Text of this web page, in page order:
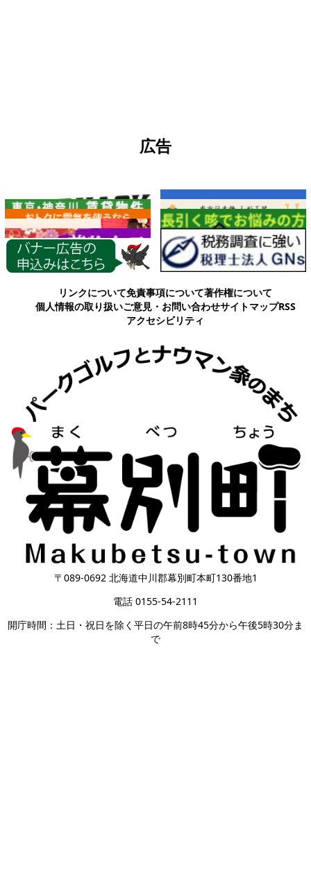
広告
各種情報
リンクについて免責事項について著作権について
個人情報の取り扱いご意見・お問い合わせサイトマップRSS
アクセシビリティ
〒089-0692 北海道中川郡幕別町本町130番地1
電話 0155-54-2111
開庁時間：土日・祝日を除く平日の午前8時45分から午後5時30分ま
で